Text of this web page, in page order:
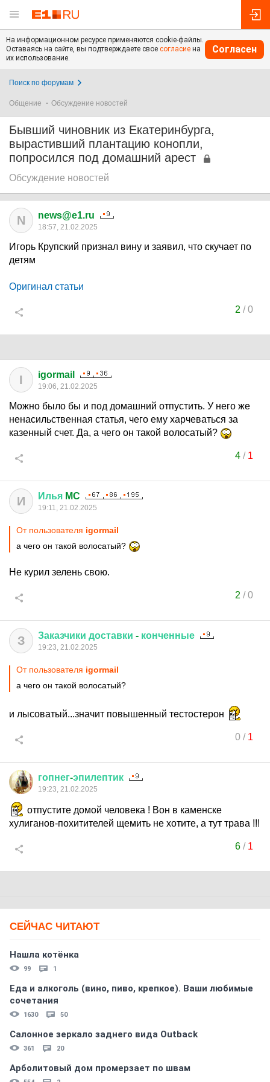
На информационном ресурсе применяются cookie-файлы.
Оставаясь на сайте, вы подтверждаете свое согласие на
их использование.
Согласен
Поиск по форумам
Общение Обсуждение новостей
Бывший чиновник из Екатеринбурга,
вырастивший плантацию конопли,
попросился под домашний арест
Обсуждение новостей
N news@e1.ru
18:57, 21.02.2025
Игорь Крупский признал вину и заявил, что скучает по
детям
Оригинал статьи
2 /0
I igormail
19:06, 21.02.2025
Можно было бы и под домашний отпустить. У него же
ненасильственная статья, чего ему харчеваться за
казенный счет. Да, а чего он такой волосатый?
4/ 1
И Илья MC
19:11, 21.02.2025
От пользователя igormail
а чего он такой волосатый?
Не курил зелень свою.
2 /0
З Заказчики доставки - конченные
19:23, 21.02.2025
От пользователя igormail
а чего он такой волосатый?
и лысоватый...значит повышенный тестостерон
0/ 1
гопнег-эпилептик
19:23, 21.02.2025
отпустите домой человека ! Вон в каменске
хулиганов-похитителей щемить не хотите, а тут трава !!!
6/ 1
СЕЙЧАС ЧИТАЮТ
Нашла котёнка
99 1
Еда и алкоголь (вино, пиво, крепкое). Ваши любимые
сочетания
1630 50
Салонное зеркало заднего вида Outback
361 20
Арболитовый дом промерзает по швам